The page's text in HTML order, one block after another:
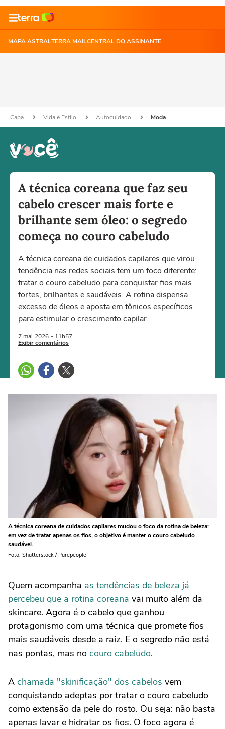
MAPA ASTRALTERRA MAILCENTRAL DO ASSINANTE
Capa Vida e Estilo Autocuidado Moda
A técnica coreana que faz seu
cabelo crescer mais forte e
brilhante sem óleo: o segredo
começa no couro cabeludo
A técnica coreana de cuidados capilares que virou
tendência nas redes sociais tem um foco diferente:
tratar o couro cabeludo para conquistar fios mais
fortes, brilhantes e saudáveis. A rotina dispensa
excesso de óleos e aposta em tônicos específicos
para estimular o crescimento capilar.
7 mai 2026 - 11h57
Exibir comentários
A técnica coreana de cuidados capilares mudou o foco da rotina de beleza:
em vez de tratar apenas os fios, o objetivo é manter o couro cabeludo
saudável.
Foto: Shutterstock / Purepeople
Quem acompanha as tendências de beleza já
percebeu que a rotina coreana vai muito além da
skincare. Agora é o cabelo que ganhou
protagonismo com uma técnica que promete fios
mais saudáveis desde a raiz. E o segredo não está
nas pontas, mas no couro cabeludo.
A chamada "skinificação" dos cabelos vem
conquistando adeptas por tratar o couro cabeludo
como extensão da pele do rosto. Ou seja: não basta
apenas lavar e hidratar os fios. O foco agora é